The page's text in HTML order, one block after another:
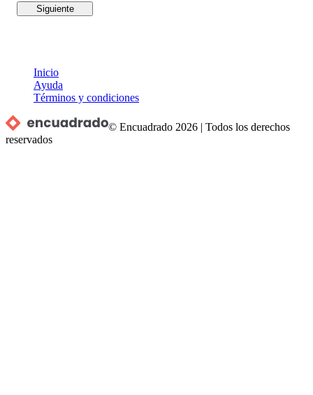
Siguiente
Inicio
Ayuda
Términos y condiciones
© Encuadrado 2026 |Todos los derechos
reservados